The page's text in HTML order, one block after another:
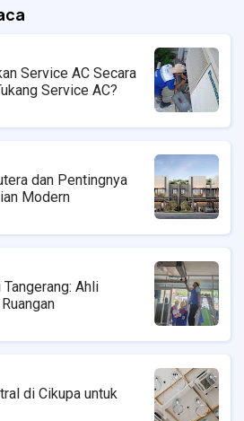
Service AC Secara
Service AC?
dan Pentingnya
Modern
Ahli
di Cikupa untuk